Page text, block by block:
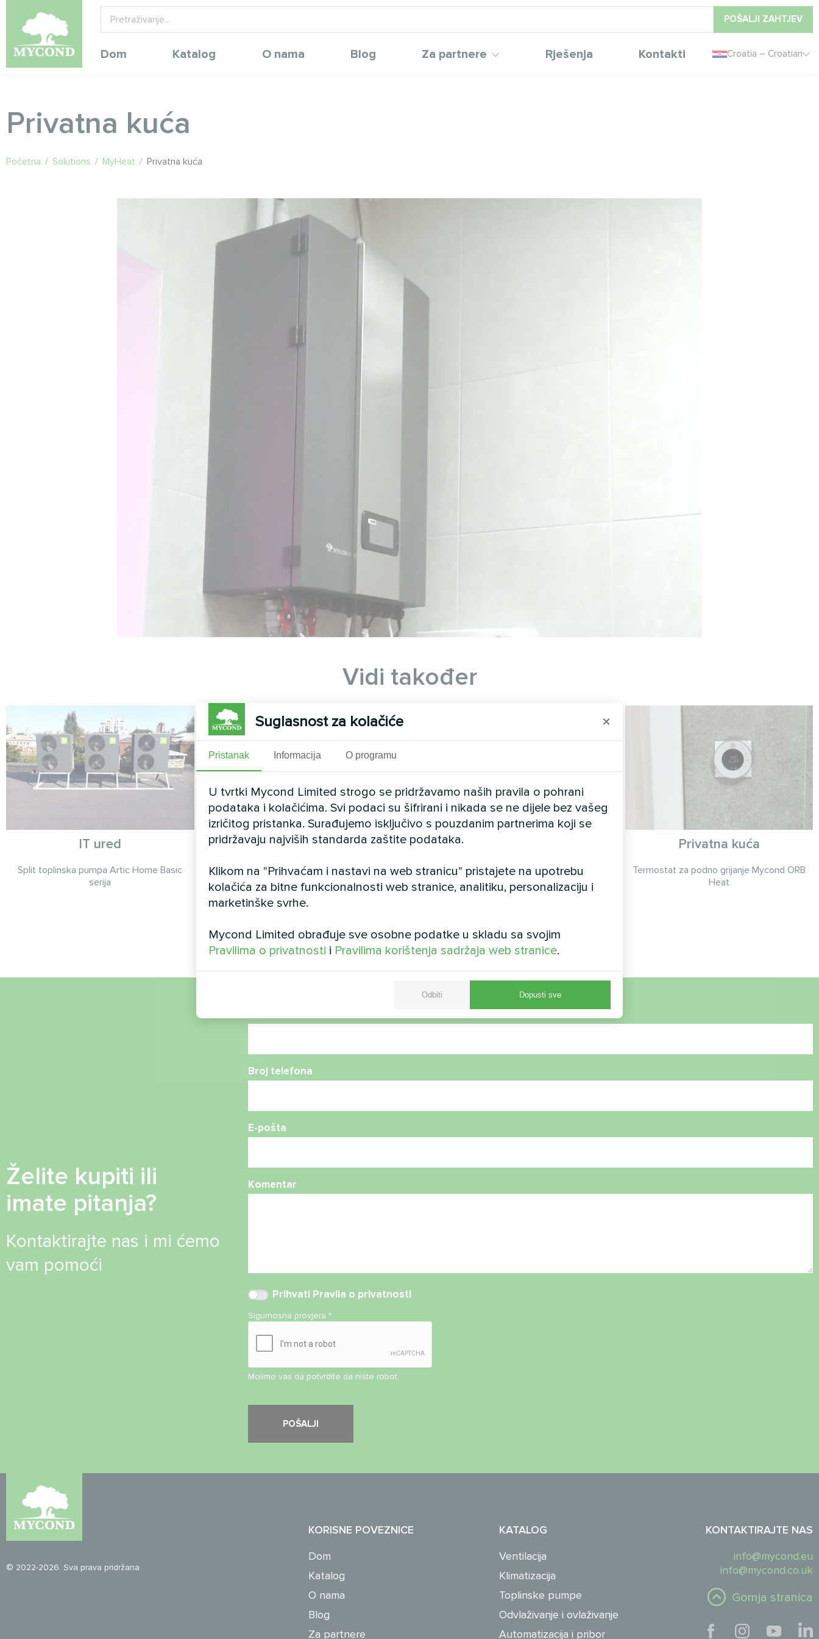
POŠALJI ZAHTJEV
Dom Katalog O nama Blog Za partnere Rješenja Kontakti Croatia – Croatian
Privatna kuća
Početna / Solutions / MyHeat / Privatna kuća
Vidi također
IT ured
Split toplinska pumpa Artic Home Basic
serija
Proizvodni kompleks s Mycond
pumpom STANDARD MCU
MyCond Modularna toplinska pumpa
klime za potrebe proizvodnje
Obiteljska kuća s toplinskim
BeeHeat
godine
Privatna kuća
Termostat za podno grijanje Mycond ORB
Heat
Želite kupiti ili
imate pitanja?
Kontaktirajte nas i mi ćemo
vam pomoći
Broj telefona
E-pošta
Komentar
Prihvati Pravila o privatnosti
Sigurnosna provjera*
Molimo vas da potvrdite da niste robot.
© 2022-2026. Sva prava pridržana
KORISNE POVEZNICE
Dom
Katalog
O nama
Blog
Za partnere
KATALOG
Ventilacija
Klimatizacija
Toplinske pumpe
Odvlaživanje i ovlaživanje
Automatizacija i pribor
KONTAKTIRAJTE NAS
info@mycond.eu
info@mycond.co.uk
Gornja stranica
Suglasnost za kolačiće ×
Pristanak Informacija O programu
U tvrtki Mycond Limited strogo se pridržavamo naših pravila o pohrani
podataka i kolačićima. Svi podaci su šifrirani i nikada se ne dijele bez vašeg
izričitog pristanka. Surađujemo isključivo s pouzdanim partnerima koji se
pridržavaju najviših standarda zaštite podataka.
Klikom na "Prihvaćam i nastavi na web stranicu" pristajete na upotrebu
kolačića za bitne funkcionalnosti web stranice, analitiku, personalizaciju i
marketinške svrhe.
Mycond Limited obrađuje sve osobne podatke u skladu sa svojim
Pravilima o privatnosti i Pravilima korištenja sadržaja web stranice.
Odbiti Dopusti sve